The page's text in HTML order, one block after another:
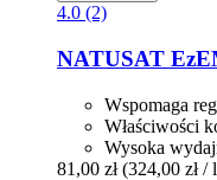
4.0 (2)
NATUSAT
Wspomaga
Właściwości
Wysoka
81,00 zł (324,00 zł /